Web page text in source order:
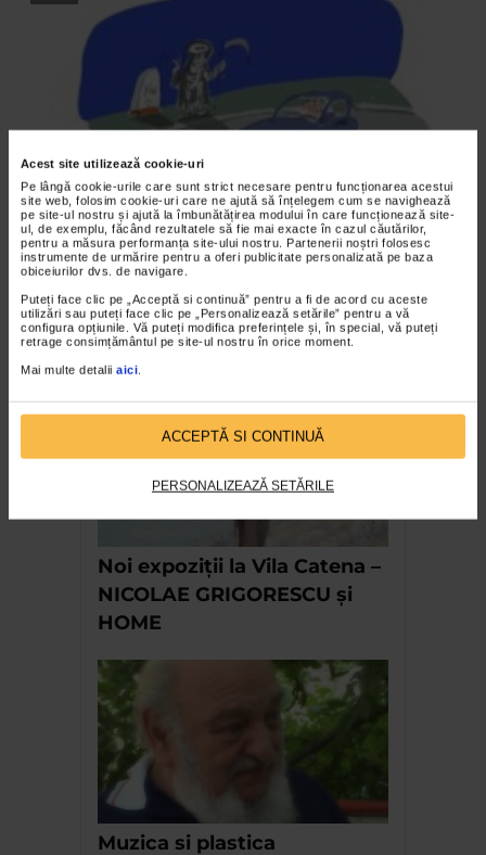
Acest site utilizează cookie-uri
Pe lângă cookie-urile care sunt strict necesare pentru funcționarea acestui
site web, folosim cookie-uri care ne ajută să înțelegem cum se navighează
pe site-ul nostru și ajută la îmbunătățirea modului în care funcționează site-
ul, de exemplu, făcând rezultatele să fie mai exacte în cazul căutărilor,
pentru a măsura performanța site-ului nostru. Partenerii noștri folosesc
instrumente de urmărire pentru a oferi publicitate personalizată pe baza
obiceiurilor dvs. de navigare.
Puteți face clic pe „Acceptă si continuă” pentru a fi de acord cu aceste
utilizări sau puteți face clic pe „Personalizează setările” pentru a vă
configura opțiunile. Vă puteți modifica preferințele și, în special, vă puteți
retrage consimțământul pe site-ul nostru în orice moment.
Mai multe detalii aici
ACCEPTĂ SI CONTINUĂ
PERSONALIZEAZĂ SETĂRILE
ANDONEVRALGIC
AUTOSTOP Ep. 291
2.881 vizualizari
RECOMANDĂRI
Noi expoziții la Vila Catena –
NICOLAE GRIGORESCU și
HOME
Muzica si plastica